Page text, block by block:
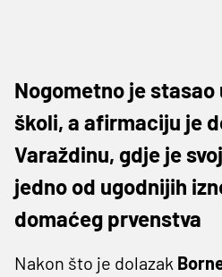
Nogometno je stasao
školi, a afirmaciju je
Varaždinu, gdje je
jedno od ugodnijih
domaćeg prvenstva
Nakon što je dolazak